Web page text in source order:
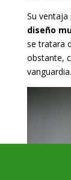
Su ventaja
diseño
se tratara
obstante,
vanguardia.